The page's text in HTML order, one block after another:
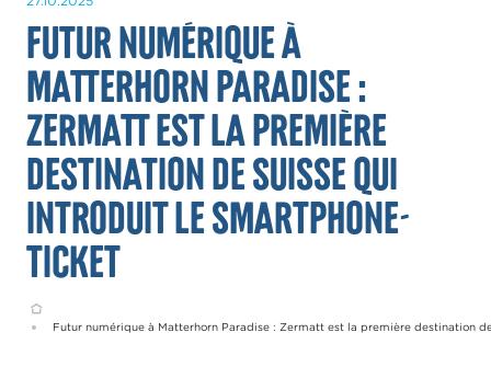
Futur numérique à
Matterhorn Paradise :
Zermatt est la première
destination de Suisse qui
introduit le Smartphone-
Ticket
Home
Futur numérique à Matterhorn Paradise : Zermatt est la première destination